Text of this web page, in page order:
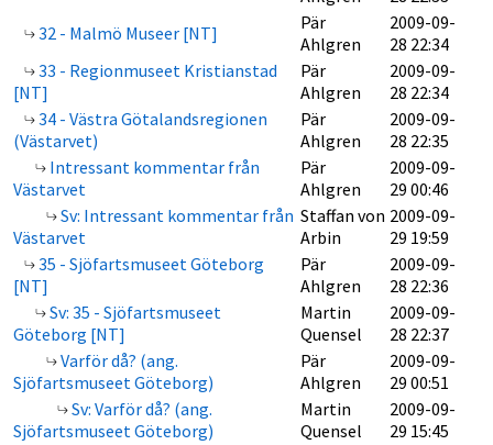
32 - Malmö Museer [NT]
Pär
Ahlgren
2009-09-
28 22:34
33 - Regionmuseet Kristianstad
[NT]
Pär
Ahlgren
2009-09-
28 22:34
34 - Västra Götalandsregionen
(Västarvet)
Pär
Ahlgren
2009-09-
28 22:35
Intressant kommentar från
Västarvet
Pär
Ahlgren
2009-09-
29 00:46
Sv: Intressant kommentar från
Västarvet
Staffan von
Arbin
2009-09-
29 19:59
35 - Sjöfartsmuseet Göteborg
[NT]
Pär
Ahlgren
2009-09-
28 22:36
Sv: 35 - Sjöfartsmuseet
Göteborg [NT]
Martin
Quensel
2009-09-
28 22:37
Varför då? (ang.
Sjöfartsmuseet Göteborg)
Pär
Ahlgren
2009-09-
29 00:51
Sv: Varför då? (ang.
Sjöfartsmuseet Göteborg)
Martin
Quensel
2009-09-
29 15:45